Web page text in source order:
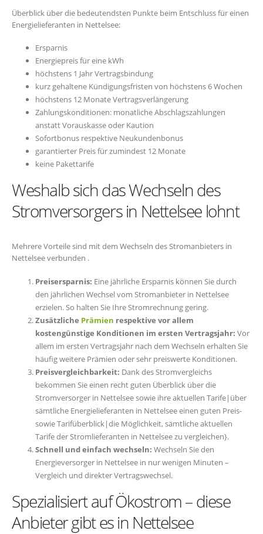
Überblick über die bedeutendsten Punkte beim Entschluss für einen
Energielieferanten in Nettelsee:
Ersparnis
Energiepreis für eine kWh
höchstens 1 Jahr Vertragsbindung
kurz gehaltene Kündigungsfristen von höchstens 6 Wochen
höchstens 12 Monate Vertragsverlängerung
Zahlungskonditionen: monatliche Abschlagszahlungen
anstatt Vorauskasse oder Kaution
Sofortbonus respektive Neukundenbonus
garantierter Preis für zumindest 12 Monate
keine Pakettarife
Weshalb sich das Wechseln des
Stromversorgers in Nettelsee lohnt
Mehrere Vorteile sind mit dem Wechseln des Stromanbieters in
Nettelsee verbunden .
Preisersparnis: Eine jährliche Ersparnis können Sie durch
den jährlichen Wechsel vom Stromanbieter in Nettelsee
erzielen. So halten Sie Ihre Stromrechnung gering.
Zusätzliche Prämien respektive vor allem
kostengünstige Konditionen im ersten Vertragsjahr: Vor
allem im ersten Vertragsjahr nach dem Wechseln erhalten Sie
häufig weitere Prämien oder sehr preiswerte Konditionen.
Preisvergleichbarkeit: Dank des Stromvergleichs
bekommen Sie einen recht guten Überblick über die
Stromversorger in Nettelsee sowie ihre aktuellen Tarife|über
sämtliche Energielieferanten in Nettelsee einen guten Preis-
sowie Tarifüberblick|die Möglichkeit, sämtliche aktuellen
Tarife der Stromlieferanten in Nettelsee zu vergleichen}.
Schnell und einfach wechseln: Wechseln Sie den
Energieversorger in Nettelsee in nur wenigen Minuten –
Vergleich und direkter Vertragswechsel.
Spezialisiert auf Ökostrom – diese
Anbieter gibt es in Nettelsee